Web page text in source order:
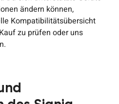
ändern können,
Kompatibilitätsübersicht
zu prüfen oder uns